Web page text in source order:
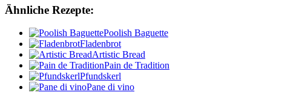
Ähnliche Rezepte:
Poolish Baguette
Fladenbrot
Artistic Bread
Pain de Tradition
Pfundskerl
Pane di vino